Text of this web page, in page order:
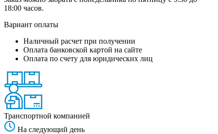
18:00 часов.
Вариант оплаты
Наличный расчет при получении
Оплата банковской картой на сайте
Оплата по счету для юридических лиц
Транспортной компанией
На следующий день